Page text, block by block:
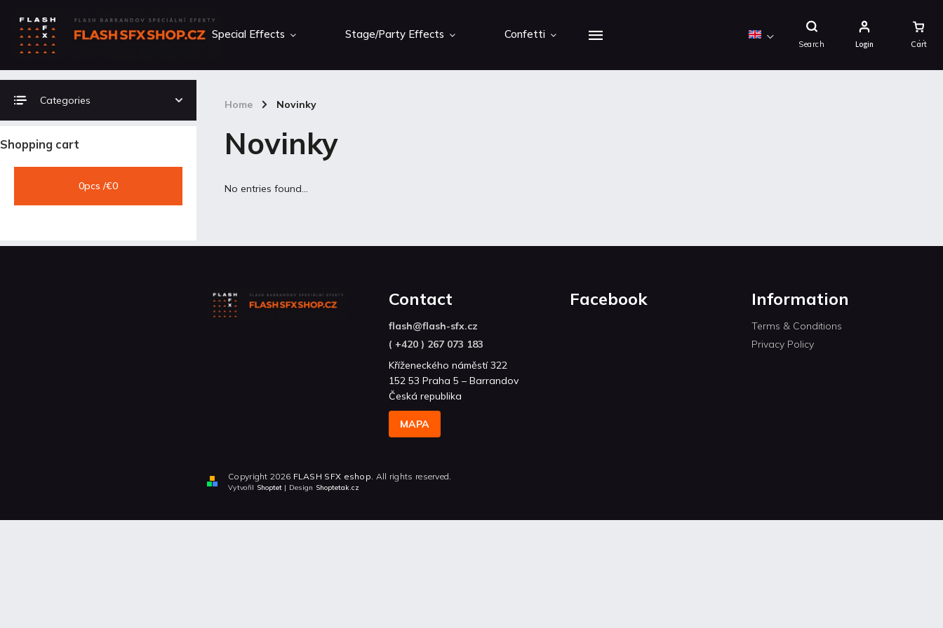
Search
Shopping
Cart
Login
Special Effects Stage/Party Effects Confetti
Home / Novinky
Categories
Shopping cart
0pcs /€0
Novinky
No entries found...
Contact
flash@flash-sfx.cz
( +420 ) 267 073 183
Kříženeckého náměstí 322
152 53 Praha 5 – Barrandov
Česká republika
MAPA
Facebook Information
Terms & Conditions
Privacy Policy
Copyright 2026 FLASH SFX eshop . All rights reserved.
Vytvořil Shoptet| Design Shoptetak.cz